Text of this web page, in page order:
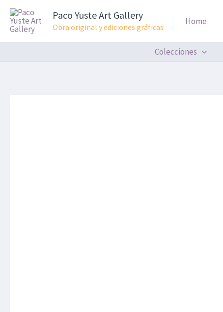
contenido
Paco Yuste Art Gallery
Obra original y ediciones gráficas
Home
Colecciones